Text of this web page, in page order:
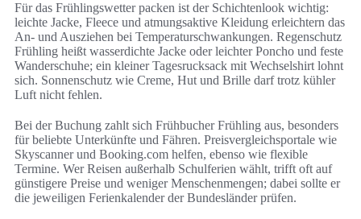
Für das Frühlingswetter packen ist der Schichtenlook wichtig:
leichte Jacke, Fleece und atmungsaktive Kleidung erleichtern das
An- und Ausziehen bei Temperaturschwankungen. Regenschutz
Frühling heißt wasserdichte Jacke oder leichter Poncho und feste
Wanderschuhe; ein kleiner Tagesrucksack mit Wechselshirt lohnt
sich. Sonnenschutz wie Creme, Hut und Brille darf trotz kühler
Luft nicht fehlen.
Bei der Buchung zahlt sich Frühbucher Frühling aus, besonders
für beliebte Unterkünfte und Fähren. Preisvergleichsportale wie
Skyscanner und Booking.com helfen, ebenso wie flexible
Termine. Wer Reisen außerhalb Schulferien wählt, trifft oft auf
günstigere Preise und weniger Menschenmengen; dabei sollte er
die jeweiligen Ferienkalender der Bundesländer prüfen.